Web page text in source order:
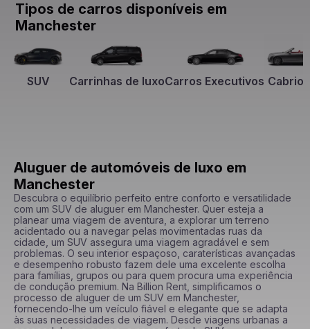
Tipos de carros disponíveis em
Manchester
SUV Carrinhas de luxoCarros Executivos
Aluguer de automóveis de luxo em
Manchester
Descubra o equilíbrio perfeito entre conforto e versatilidade
com um SUV de aluguer em Manchester. Quer esteja a
planear uma viagem de aventura, a explorar um terreno
acidentado ou a navegar pelas movimentadas ruas da
cidade, um SUV assegura uma viagem agradável e sem
problemas. O seu interior espaçoso, caraterísticas avançadas
e desempenho robusto fazem dele uma excelente escolha
para famílias, grupos ou para quem procura uma experiência
de condução premium. Na Billion Rent, simplificamos o
processo de aluguer de um SUV em Manchester,
fornecendo-lhe um veículo fiável e elegante que se adapta
às suas necessidades de viagem. Desde viagens urbanas a